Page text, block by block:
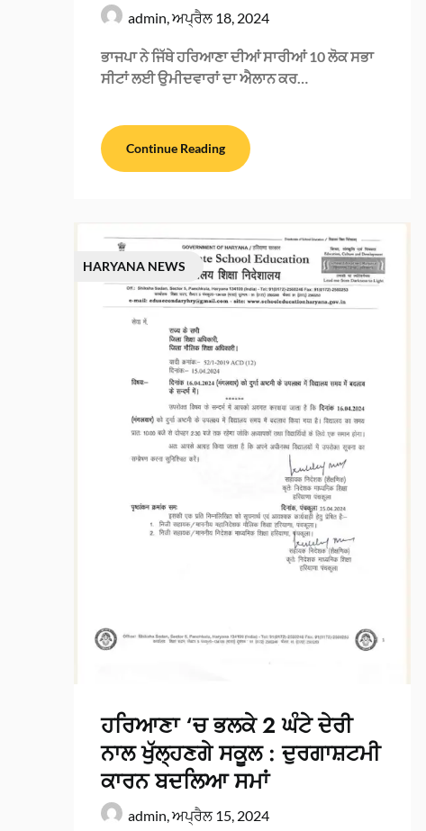
admin, ਅਪ੍ਰੈਲ 18, 2024
ਭਾਜਪਾ ਨੇ ਜਿੱਥੇ ਹਰਿਆਣਾ ਦੀਆਂ ਸਾਰੀਆਂ 10 ਲੋਕ ਸਭਾ
ਸੀਟਾਂ ਲਈ ਉਮੀਦਵਾਰਾਂ ਦਾ ਐਲਾਨ ਕਰ…
Continue Reading
HARYANA NEWS
ਹਰਿਆਣਾ ‘ਚ ਭਲਕੇ 2 ਘੰਟੇ ਦੇਰੀ
ਨਾਲ ਖੁੱਲ੍ਹਣਗੇ ਸਕੂਲ : ਦੁਰਗਾਸ਼ਟਮੀ
ਕਾਰਨ ਬਦਲਿਆ ਸਮਾਂ
admin,ਅਪ੍ਰੈਲ 15, 2024